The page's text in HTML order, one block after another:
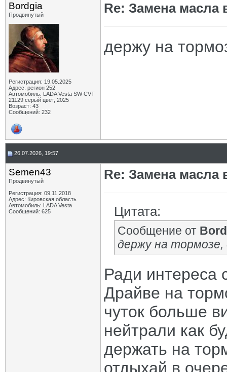
Bordgia
Продвинутый
Регистрация: 19.05.2025
Адрес: регион 252
Автомобиль: LADA Vesta SW CVT
21129 серый цвет, 2025
Возраст: 43
Сообщений: 232
Re: Замена масла
держу на
26.07.2026, 19:57
Semen43
Продвинутый
Регистрация: 09.11.2018
Адрес: Кировская область
Автомобиль: LADA Vesta
Сообщений: 625
Re: Замена масла
Цитата:
Сообщение от
держу на
Ради интереса
Драйве на
чуток больше
нейтрали как
держать на
отдыхай в